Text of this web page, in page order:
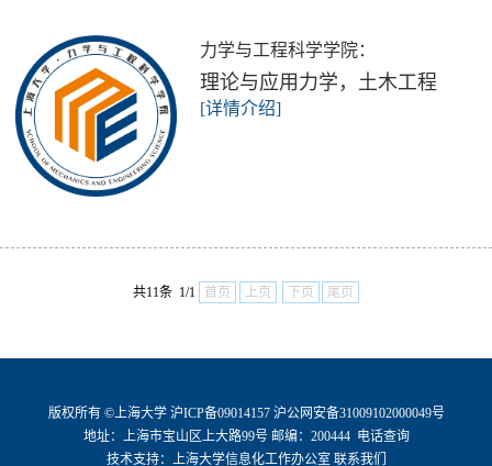
力学与工程科学学院：
​理论与应用力学，土木工程
[详情介绍]
共11条 1/1 首页 上页 下页 尾页
版权所有 ©上海大学 沪ICP备09014157 沪公网安备31009102000049号
地址：上海市宝山区上大路99号 邮编：200444 电话查询
技术支持： 上海大学信息化工作办公室 联系我们